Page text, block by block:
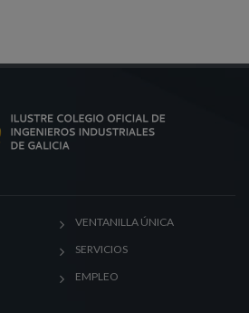
VENTANILLA ÚNICA
SERVICIOS
EMPLEO